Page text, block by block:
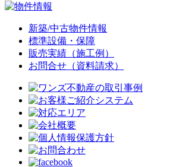
新築/中古物件情報
標準設備・保障
販売実績（施工例）
お問合せ（資料請求）